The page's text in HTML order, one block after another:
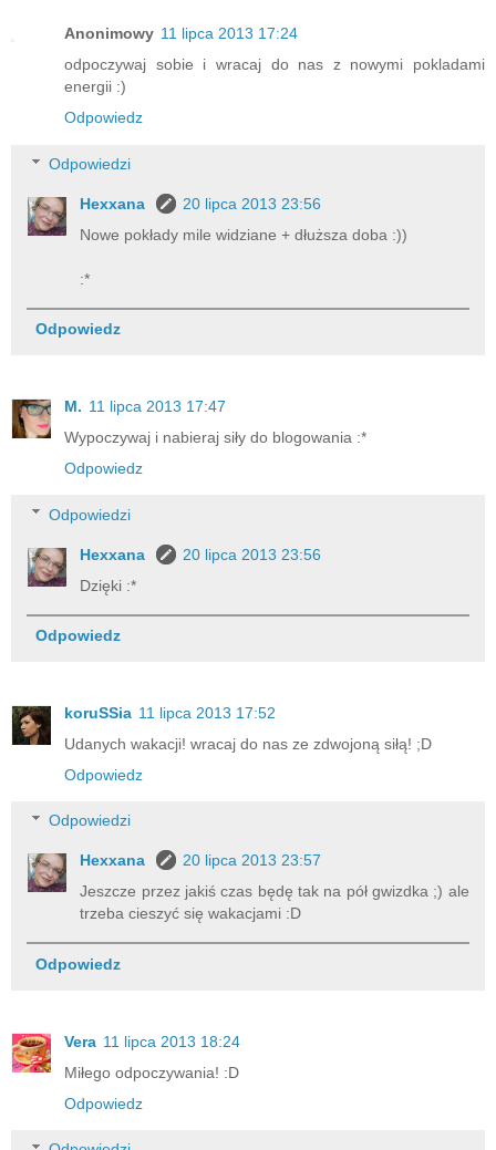
Anonimowy 11 lipca 2013 17:24
odpoczywaj sobie i wracaj do nas z nowymi pokladami
energii :)
Odpowiedz
Odpowiedzi
Hexxana
20 lipca 2013 23:56
Nowe pokłady mile widziane + dłuższa doba :))
:*
Odpowiedz
M. 11 lipca 2013 17:47
Wypoczywaj i nabieraj siły do blogowania :*
Odpowiedz
Odpowiedzi
Hexxana
20 lipca 2013 23:56
Dzięki :*
Odpowiedz
koruSSia 11 lipca 2013 17:52
Udanych wakacji! wracaj do nas ze zdwojoną siłą! ;D
Odpowiedz
Odpowiedzi
Hexxana
20 lipca 2013 23:57
Jeszcze przez jakiś czas będę tak na pół gwizdka ;) ale
trzeba cieszyć się wakacjami :D
Odpowiedz
Vera 11 lipca 2013 18:24
Miłego odpoczywania! :D
Odpowiedz